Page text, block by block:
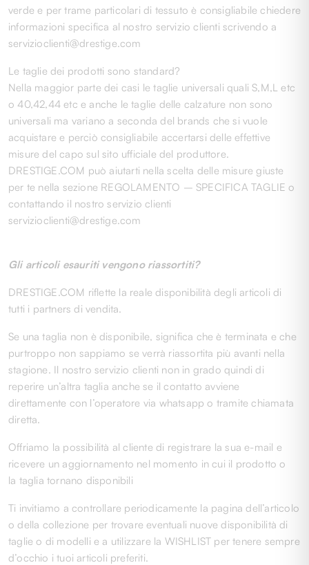
verde e per trame particolari di tessuto è consigliabile chiedere
informazioni specifica al nostro servizio clienti scrivendo a
servizioclienti@drestige.com
Le taglie dei prodotti sono standard?
Nella maggior parte dei casi le taglie universali quali S,M,L etc
o 40,42,44 etc e anche le taglie delle calzature non sono
universali ma variano a seconda del brands che si vuole
acquistare e perciò consigliabile accertarsi delle effettive
misure del capo sul sito ufficiale del produttore.
DRESTIGE.COM può aiutarti nella scelta delle misure giuste
per te nella sezione REGOLAMENTO – SPECIFICA TAGLIE o
contattando il nostro servizio clienti
servizioclienti@drestige.com
Gli articoli esauriti vengono riassortiti?
DRESTIGE.COM riflette la reale disponibilità degli articoli di
tutti i partners di vendita.
Se una taglia non è disponibile, significa che è terminata e che
purtroppo non sappiamo se verrà riassortita più avanti nella
stagione. Il nostro servizio clienti non in grado quindi di
reperire un’altra taglia anche se il contatto avviene
direttamente con l’operatore via whatsapp o tramite chiamata
diretta.
Offriamo la possibilità al cliente di registrare la sua e-mail e
ricevere un aggiornamento nel momento in cui il prodotto o
la taglia tornano disponibili
Ti invitiamo a controllare periodicamente la pagina dell’articolo
o della collezione per trovare eventuali nuove disponibilità di
taglie o di modelli e a utilizzare la WISHLIST per tenere sempre
d’occhio i tuoi articoli preferiti.